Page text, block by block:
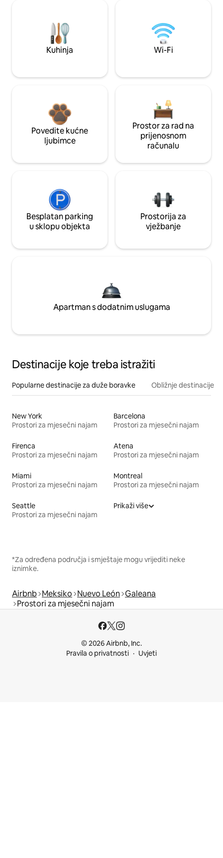
Kuhinja Wi-Fi
Povedite kućne
ljubimce
Prostor za rad na
prijenosnom
računalu
Besplatan parking
u sklopu objekta
Prostorija za
vježbanje
Apartman s dodatnim uslugama
Destinacije koje treba istražiti
Popularne destinacije za duže boravke Obližnje destinacije
New York
Prostori za mjesečni najam
Barcelona
Prostori za mjesečni najam
Firenca
Prostori za mjesečni najam
Atena
Prostori za mjesečni najam
Miami
Prostori za mjesečni najam
Montreal
Prostori za mjesečni najam
Seattle
Prostori za mjesečni najam
Prikaži više
*Za određena područja i smještaje mogu vrijediti neke
iznimke.
Airbnb Meksiko Nuevo León Galeana
Prostori za mjesečni najam
© 2026 Airbnb, Inc.
Pravila o privatnosti
Uvjeti